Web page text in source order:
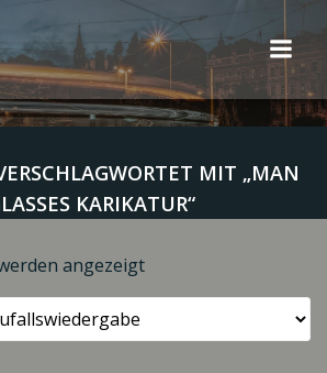
Inhalt
springen
MIT „MAN
KARIKATUR“
angezeigt